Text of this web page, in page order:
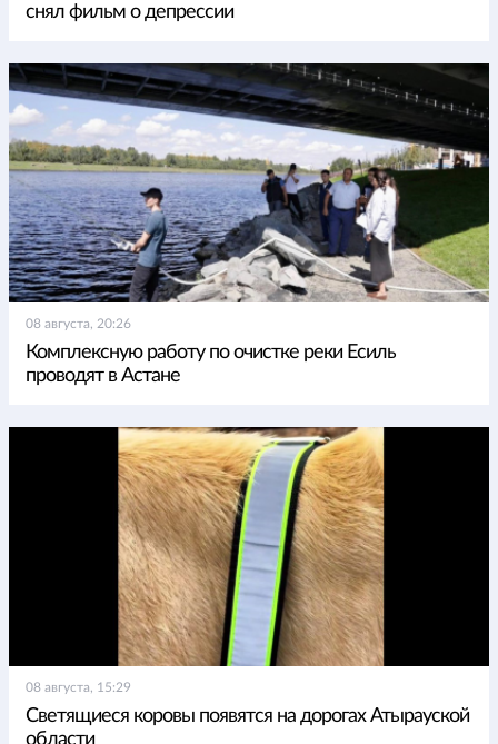
снял фильм о депрессии
08 августа, 20:26
Комплексную работу по очистке реки Есиль
проводят в Астане
08 августа, 15:29
Светящиеся коровы появятся на дорогах Атырауской
области